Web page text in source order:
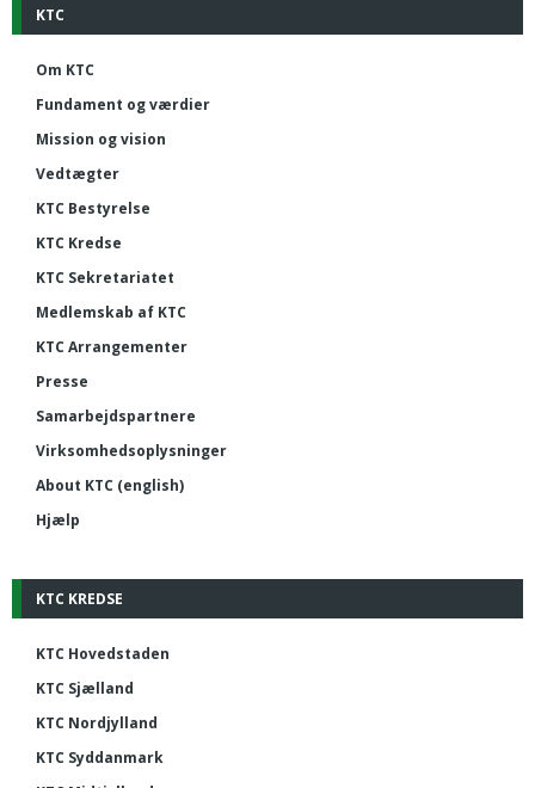
KTC
Om KTC
Fundament og værdier
Mission og vision
Vedtægter
KTC Bestyrelse
KTC Kredse
KTC Sekretariatet
Medlemskab af KTC
KTC Arrangementer
Presse
Samarbejdspartnere
Virksomhedsoplysninger
About KTC (english)
Hjælp
KTC KREDSE
KTC Hovedstaden
KTC Sjælland
KTC Nordjylland
KTC Syddanmark